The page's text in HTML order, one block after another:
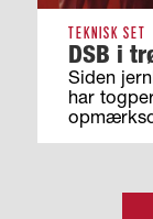
TEKNISK SET
DSB i
Siden
har